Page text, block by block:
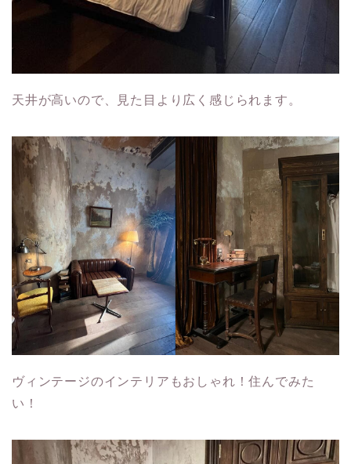
天井が高いので、見た目より広く感じられます。
ヴィンテージのインテリアもおしゃれ！住んでみた
い！